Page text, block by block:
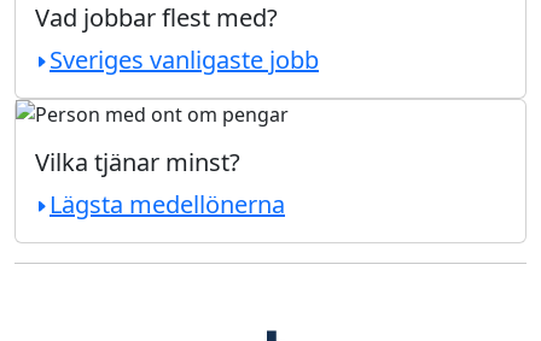
Vad jobbar flest med?
Sveriges vanligaste jobb
Vilka tjänar minst?
Lägsta medellönerna